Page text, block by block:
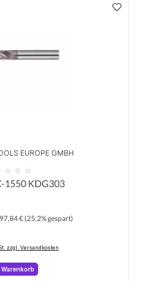
EUROPE GMBH
von 0 von 5 Sternen
1550 KDG303
€(25.2% gespart)
zzgl. Versandkosten